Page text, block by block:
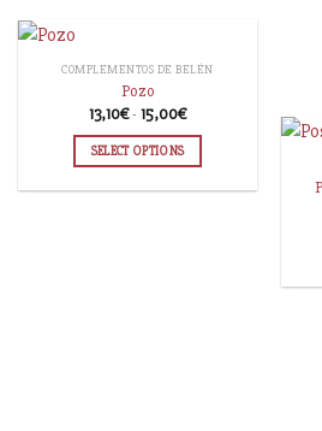
COMPLEMENTOS DE BELÉN
Pozo
13,10€- 15,00€
SELECT OPTIONS